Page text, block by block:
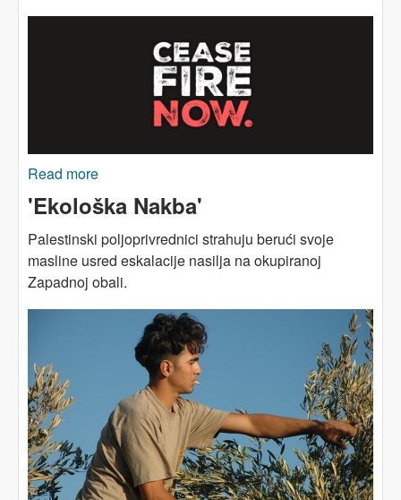
Read more
izraelskom ratu protiv Gaze
'Ekološka Nakba'
Palestinski poljoprivrednici strahuju berući svoje
masline usred eskalacije nasilja na okupiranoj
Zapadnoj obali.